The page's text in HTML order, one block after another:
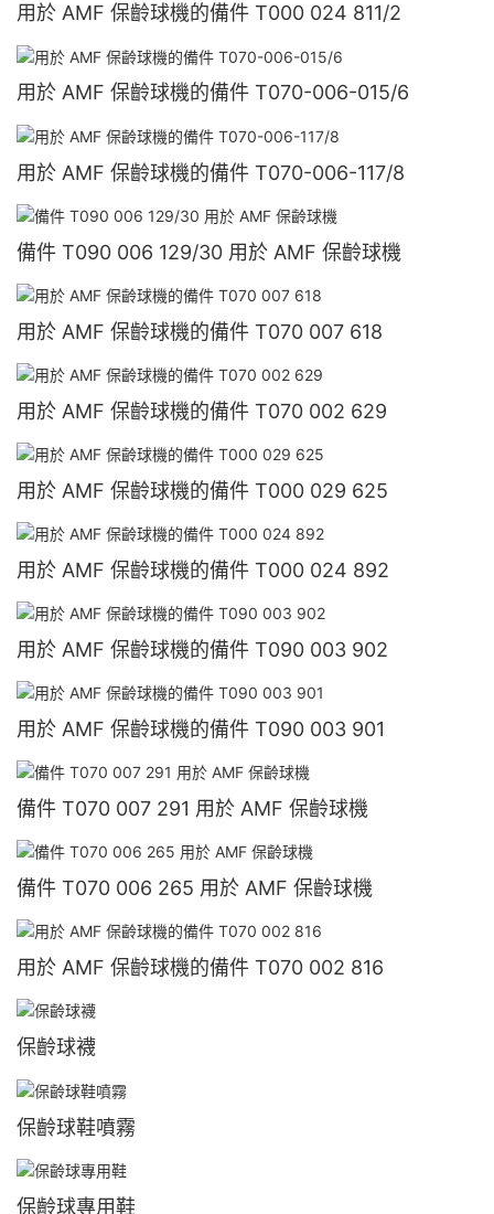
用於 AMF 保齡球機的備件 T000 024 811/2
用於 AMF 保齡球機的備件 T070-006-015/6
用於 AMF 保齡球機的備件 T070-006-117/8
備件 T090 006 129/30 用於 AMF 保齡球機
用於 AMF 保齡球機的備件 T070 007 618
用於 AMF 保齡球機的備件 T070 002 629
用於 AMF 保齡球機的備件 T000 029 625
用於 AMF 保齡球機的備件 T000 024 892
用於 AMF 保齡球機的備件 T090 003 902
用於 AMF 保齡球機的備件 T090 003 901
備件 T070 007 291 用於 AMF 保齡球機
備件 T070 006 265 用於 AMF 保齡球機
用於 AMF 保齡球機的備件 T070 002 816
保齡球襪
保齡球鞋噴霧
保齡球專用鞋